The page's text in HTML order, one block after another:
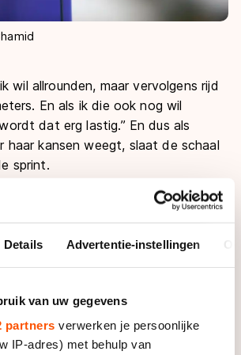
Details Advertentie-instellingen
van uw gegevens
partners verwerken je persoonlijke
IP-adres) met behulp van
wil allrounden, maar vervolgens rijd
En als ik die ook nog wil
dat erg lastig.” En dus als
haar kansen weegt, slaat de schaal
sprint.
naar haar mogelijkheden op de
“Ik denk dat ik niet goed
een EK of WK Allround. Ik heb ook
ze in Thialf. “En op een vijf
dat Leenstra op de KPN NK
kilometer rijdt. “Ik moet even kijken,